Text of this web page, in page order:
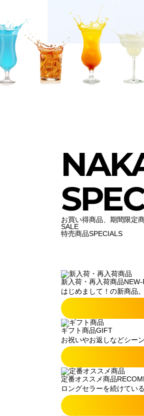
お買い得商品、期間限定
SALE
特売商品SPECIALS
新入荷・再入荷商品
はじめまして！の新商品
ギフト商品GIFT
お祝いやお返しなどシー
定番オススメ商品
ロングセラーを続けてい